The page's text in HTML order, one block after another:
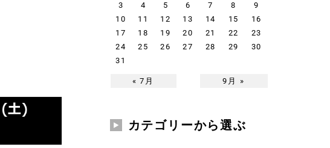
3
4 5 6 7 8
9
10
11 12 13 14 15
16
17
18 19 20 21 22
23
24
25 26 27 28 29
30
31
« 7月 9月 »
カテゴリーから選ぶ